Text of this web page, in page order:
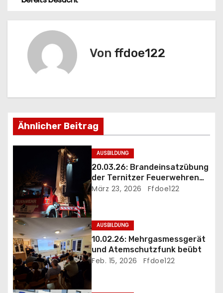
g
s
n
v
i
g
a
t
i
Von ffdoe122
Ähnlicher Beitrag
AUSBILDUNG
20.03.26: Brandeinsatzübung
der Ternitzer Feuerwehren
FF Döppling und FF St.Johann
März 23, 2026 Ffdoe122
AUSBILDUNG
10.02.26: Mehrgasmessgerät
und Atemschutzfunk beübt
Feb. 15, 2026 Ffdoe122